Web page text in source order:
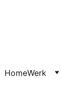
HomeWerk